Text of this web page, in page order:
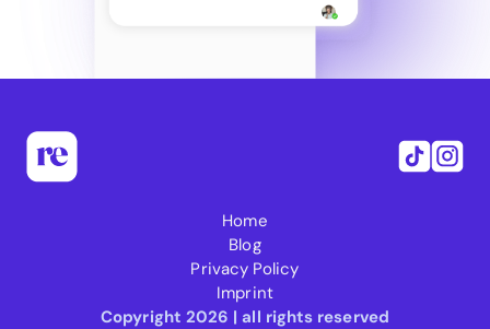
Home
Blog
Privacy Policy
Imprint
Copyright 2026 | all rights reserved